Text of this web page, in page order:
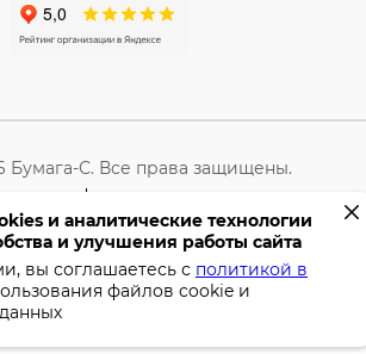
Бумага-С. Все права защищены.
конфиденциальности
сайта — Профител
и аналитические технологии
и улучшения работы сайта
вы соглашаетесь с политикой в
файлов cookie и